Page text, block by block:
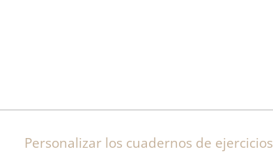
Personalizar los cuadernos de ejercicios